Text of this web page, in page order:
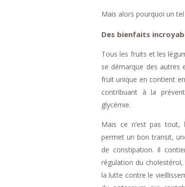
Mais alors pourquoi un
Des bienfaits
Tous les fruits et les
se démarque des autres
fruit unique en contient
contribuant à la
glycémie.
Mais ce n’est pas tout,
permet un bon transit,
de constipation. Il
régulation du
la lutte contre le